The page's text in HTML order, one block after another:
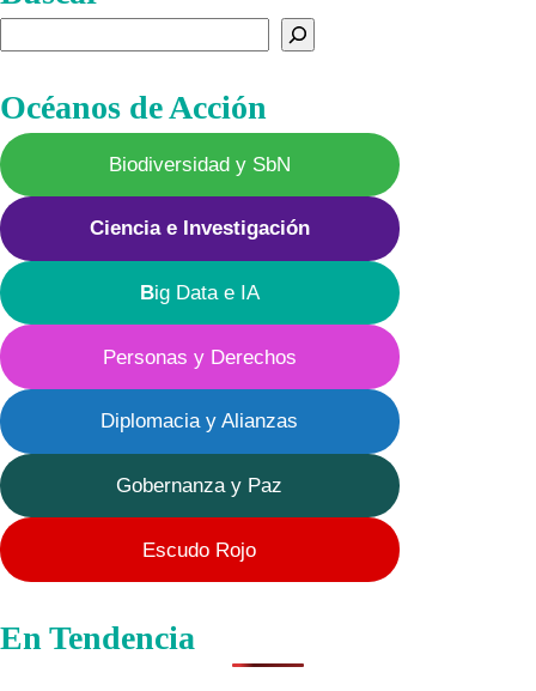
Océanos de Acción
Biodiversidad y SbN
Ciencia e Investigación
Big Data e IA
Personas y Derechos
Diplomacia y Alianzas
Gobernanza y Paz
Escudo Rojo
En Tendencia